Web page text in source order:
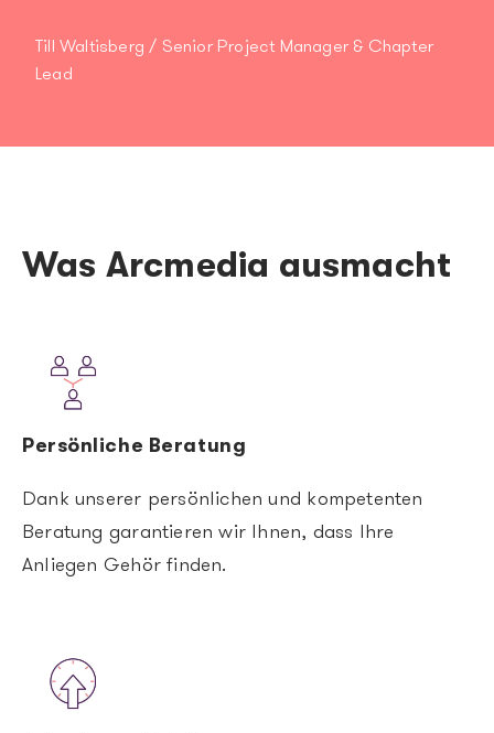
Till Waltisberg / Senior Project Manager & Chapter
Lead
Was Arcmedia ausmacht
Image
Persönliche Beratung
Dank unserer persönlichen und kompetenten
Beratung garantieren wir Ihnen, dass Ihre
Anliegen Gehör finden.
Image